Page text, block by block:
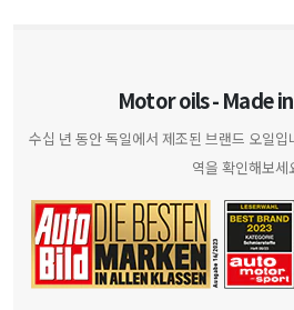
Motor oils - Made
수십 년 동안 독일에서 제조된 브랜드 오일
역을 확인해보세